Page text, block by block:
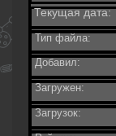
Текущая дата:
Тип файла:
Добавил:
Загружен:
Загрузок: